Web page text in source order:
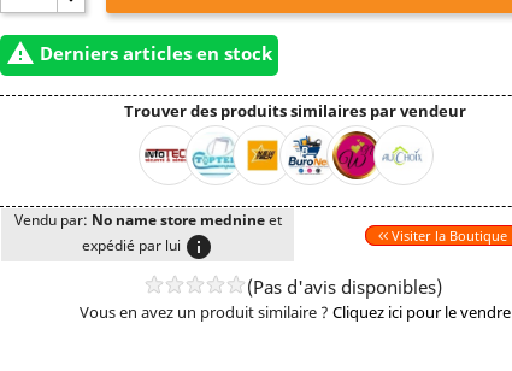
 Derniers articles en stock
Trouver des produits similaires par vendeur
Vendu par: No name store mednine et
expédié par lui info Visiter la Boutique
(Pas d'avis disponibles)
Vous en avez un produit similaire ?Cliquez ici pour le vendre